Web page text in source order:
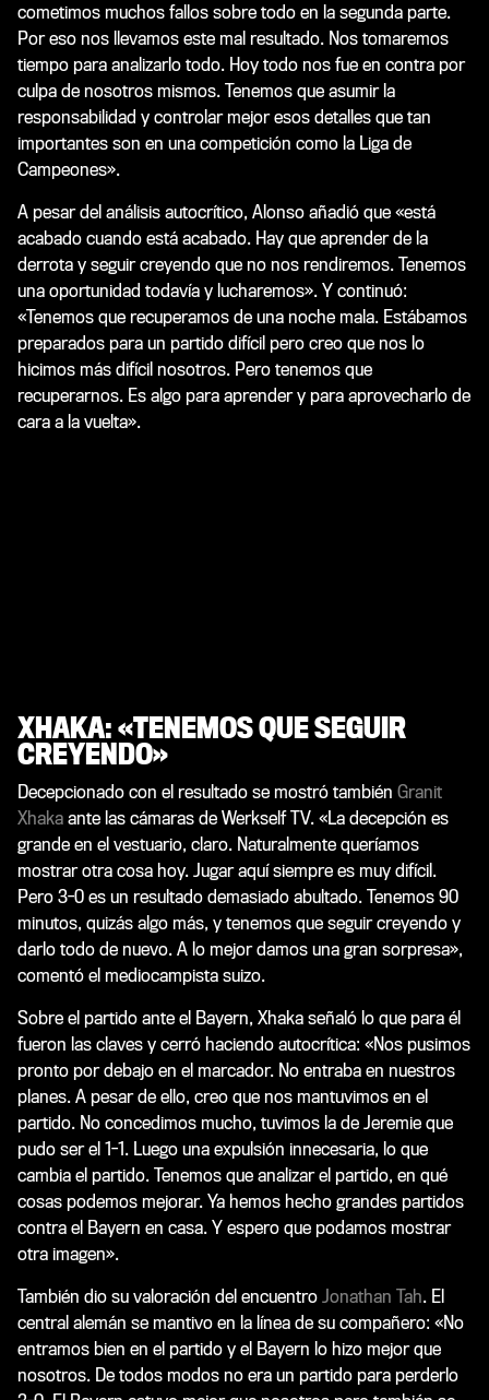
cometimos muchos fallos sobre todo en la segunda parte.
Por eso nos llevamos este mal resultado. Nos tomaremos
tiempo para analizarlo todo. Hoy todo nos fue en contra por
culpa de nosotros mismos. Tenemos que asumir la
responsabilidad y controlar mejor esos detalles que tan
importantes son en una competición como la Liga de
Campeones».
A pesar del análisis autocrítico, Alonso añadió que «está
acabado cuando está acabado. Hay que aprender de la
derrota y seguir creyendo que no nos rendiremos. Tenemos
una oportunidad todavía y lucharemos». Y continuó:
«Tenemos que recuperamos de una noche mala. Estábamos
preparados para un partido difícil pero creo que nos lo
hicimos más difícil nosotros. Pero tenemos que
recuperarnos. Es algo para aprender y para aprovecharlo de
cara a la vuelta».
XHAKA: «TENEMOS QUE SEGUIR
CREYENDO»
Decepcionado con el resultado se mostró también Granit
Xhaka ante las cámaras de Werkself TV. «La decepción es
grande en el vestuario, claro. Naturalmente queríamos
mostrar otra cosa hoy. Jugar aquí siempre es muy difícil.
Pero 3-0 es un resultado demasiado abultado. Tenemos 90
minutos, quizás algo más, y tenemos que seguir creyendo y
darlo todo de nuevo. A lo mejor damos una gran sorpresa»,
comentó el mediocampista suizo.
Sobre el partido ante el Bayern, Xhaka señaló lo que para él
fueron las claves y cerró haciendo autocrítica: «Nos pusimos
pronto por debajo en el marcador. No entraba en nuestros
planes. A pesar de ello, creo que nos mantuvimos en el
partido. No concedimos mucho, tuvimos la de Jeremie que
pudo ser el 1-1. Luego una expulsión innecesaria, lo que
cambia el partido. Tenemos que analizar el partido, en qué
cosas podemos mejorar. Ya hemos hecho grandes partidos
contra el Bayern en casa. Y espero que podamos mostrar
otra imagen».
También dio su valoración del encuentro Jonathan Tah. El
central alemán se mantivo en la línea de su compañero: «No
entramos bien en el partido y el Bayern lo hizo mejor que
nosotros. De todos modos no era un partido para perderlo